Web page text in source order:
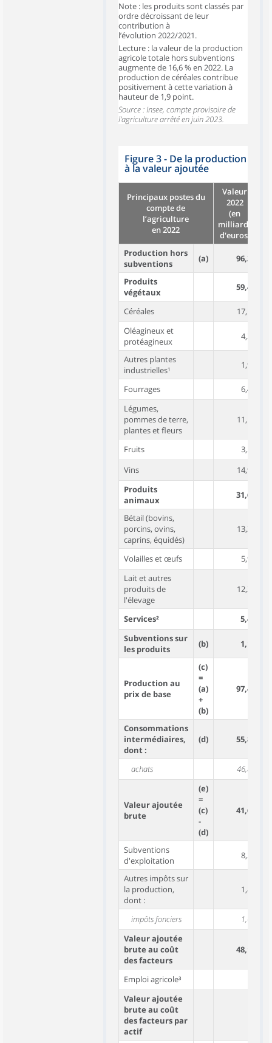
Note : les produits sont classés par
ordre décroissant de leur
contribution à
l’évolution 2022/2021.
Lecture : la valeur de la production
agricole totale hors subventions
augmente de 16,6 % en 2022. La
production de céréales contribue
positivement à cette variation à
hauteur de 1,9 point.
Source : Insee, compte provisoire de
l’agriculture arrêté en juin 2023.
Figure 3 - De la production
à la valeur ajoutée
Principaux postes du
compte de
l’agriculture
en 2022
Valeur
2022
(en
milliards
d'euros)
Production hors
subventions
(a) 96,3
Produits
végétaux
59,4
Céréales 17,1
Oléagineux et
protéagineux
4,3
Autres plantes
industrielles¹
1,9
Fourrages 6,4
Légumes,
pommes de terre,
plantes et fleurs
11,1
Fruits
3,5
Vins
14,9
Produits
animaux
31,6
Bétail (bovins,
porcins, ovins,
caprins, équidés)
13,3
Volailles et œufs
5,9
Lait et autres
produits de
l'élevage
12,3
Services²
5,4
Subventions sur
les produits
(b) 1,1
Production au
prix de base
(c)
=
(a)
+
(b)
97,4
Consommations
intermédiaires,
dont :
(d) 55,8
achats 46,8
Valeur ajoutée
brute
(e)
=
(c)
-
(d)
41,6
Subventions
d'exploitation
8,2
Autres impôts sur
la production,
dont :
1,8
impôts fonciers
1,0
Valeur ajoutée
brute au coût
des facteurs
48,1
Emploi agricole³
Valeur ajoutée
brute au coût
des facteurs par
actif